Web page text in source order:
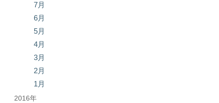
7月
6月
5月
4月
3月
2月
1月
2016年